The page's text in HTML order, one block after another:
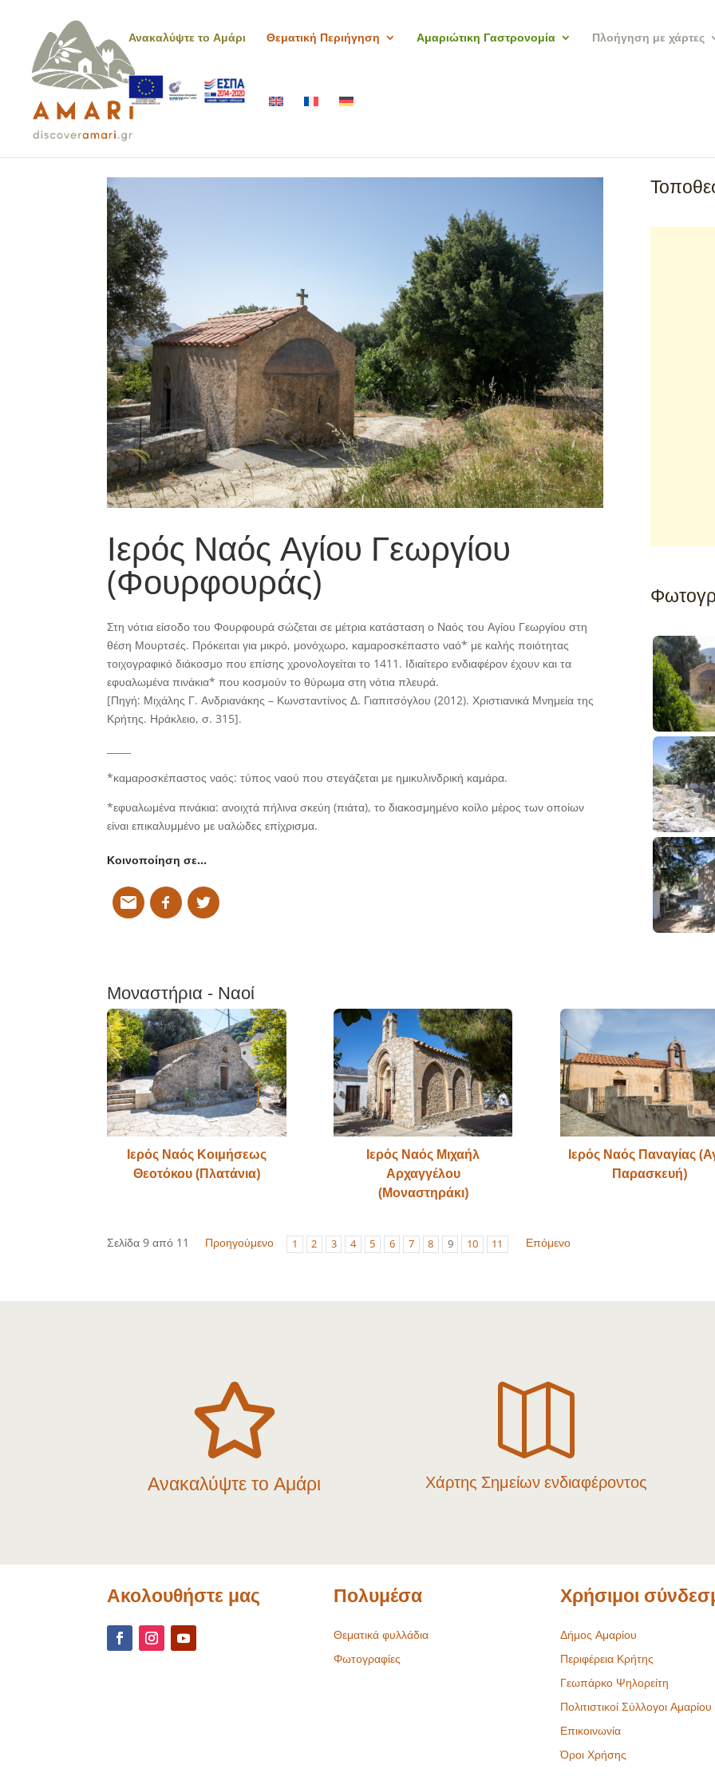
Ανακαλύψτε το Αμάρι Θεματική Περιήγηση Αμαριώτικη Γαστρονομία Πλοήγηση με χάρτες
Ιερός Ναός Αγίου Γεωργίου
(Φουρφουράς)
Στη νότια είσοδο του Φουρφουρά σώζεται σε μέτρια κατάσταση ο Ναός του Αγίου Γεωργίου στη
θέση Μουρτσές. Πρόκειται για μικρό, μονόχωρο, καμαροσκέπαστο ναό* με καλής ποιότητας
τοιχογραφικό διάκοσμο που επίσης χρονολογείται το 1411. Ιδιαίτερο ενδιαφέρον έχουν και τα
εφυαλωμένα πινάκια* που κοσμούν το θύρωμα στη νότια πλευρά.
[Πηγή: Μιχάλης Γ. Ανδριανάκης – Κωνσταντίνος Δ. Γιαπιτσόγλου (2012). Χριστιανικά Μνημεία της
Κρήτης. Ηράκλειο, σ. 315].
*καμαροσκέπαστος ναός: τύπος ναού που στεγάζεται με ημικυλινδρική καμάρα.
*εφυαλωμένα πινάκια: ανοιχτά πήλινα σκεύη (πιάτα), το διακοσμημένο κοίλο μέρος των οποίων
είναι επικαλυμμένο με υαλώδες επίχρισμα.
Κοινοποίηση σε…
Μοναστήρια - Ναοί
Ιερός Ναός Κοιμήσεως
Θεοτόκου (Πλατάνια)
Ιερός Ναός Μιχαήλ
Αρχαγγέλου
(Μοναστηράκι)
Ιερός Ναός Παναγίας
Παρασκευή)
Σελίδα 9 από 11 Προηγούμενο 1 2 3 4 5 6 7 8 9 10 11 Επόμενο

Ανακαλύψτε το Αμάρι

Χάρτης Σημείων ενδιαφέροντος
Ακολουθήστε μας Πολυμέσα
Θεματικά φυλλάδια
Φωτογραφίες
Χρήσιμοι
Δήμος Αμαρίου
Περιφέρεια Κρήτης
Γεωπάρκο Ψηλορείτη
Πολιτιστικοί Σύλλογοι Αμαρίου
Επικοινωνία
Όροι Χρήσης